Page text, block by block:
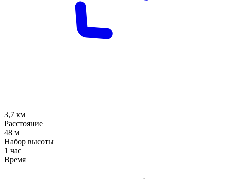
3,7 км
Расстояние
48 м
Набор высоты
1 час
Время